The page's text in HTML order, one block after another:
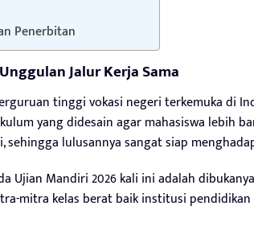
Penerbitan
Jalur Kerja Sama
tinggi vokasi negeri terkemuka di
yang didesain agar mahasiswa lebih
sehingga lulusannya sangat siap
Ujian Mandiri 2026 kali ini adalah
mitra kelas berat baik institusi